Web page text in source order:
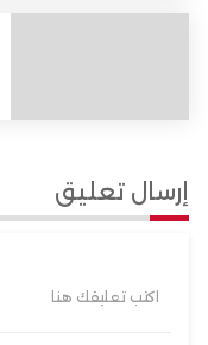
إرسال تعليق
اكتب تعليقك هنا